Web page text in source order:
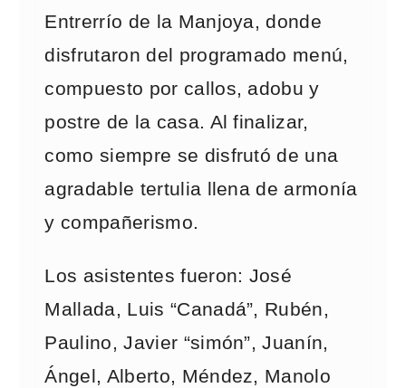
Entrerrío de la Manjoya, donde
disfrutaron del programado menú,
compuesto por callos, adobu y
postre de la casa. Al finalizar,
como siempre se disfrutó de una
agradable tertulia llena de armonía
y compañerismo.
Los asistentes fueron: José
Mallada, Luis “Canadá”, Rubén,
Paulino, Javier “simón”, Juanín,
Ángel, Alberto, Méndez, Manolo